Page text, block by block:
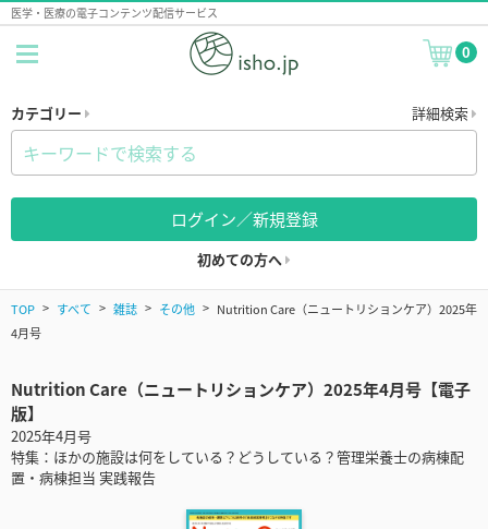
医学・医療の電子コンテンツ配信サービス
0
カテゴリー 詳細検索
ログイン／新規登録
初めての方へ
TOP すべて 雑誌 その他
Nutrition Care（ニュートリションケア）2025年
4月号
Nutrition Care（ニュートリションケア）2025年4月号【電子
版】
2025年4月号
特集：ほかの施設は何をしている？どうしている？管理栄養士の病棟配
置・病棟担当 実践報告